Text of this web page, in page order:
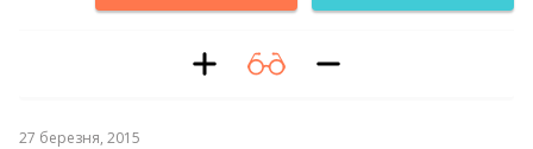
27 березня, 2015